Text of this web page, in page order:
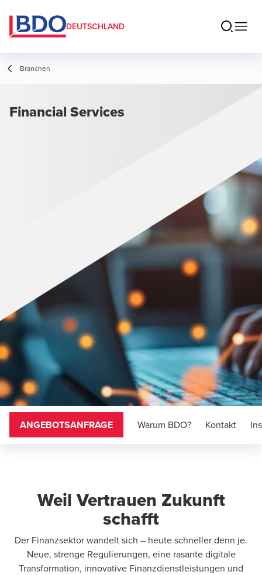
DEUTSCHLAND
Branchen
Financial Services
ANGEBOTSANFRAGE Warum BDO? Kontakt
Weil Vertrauen Zukunft
schafft
Der Finanzsektor wandelt sich ― heute schneller denn je.
Neue, strenge Regulierungen, eine rasante digitale
Transformation, innovative Finanzdienstleistungen und